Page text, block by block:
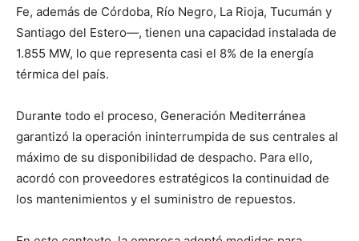
Fe, además de Córdoba, Río Negro, La Rioja, Tucumán y
Santiago del Estero—, tienen una capacidad instalada de
1.855 MW, lo que representa casi el 8% de la energía
térmica del país.
Durante todo el proceso, Generación Mediterránea
garantizó la operación ininterrumpida de sus centrales al
máximo de su disponibilidad de despacho. Para ello,
acordó con proveedores estratégicos la continuidad de
los mantenimientos y el suministro de repuestos.